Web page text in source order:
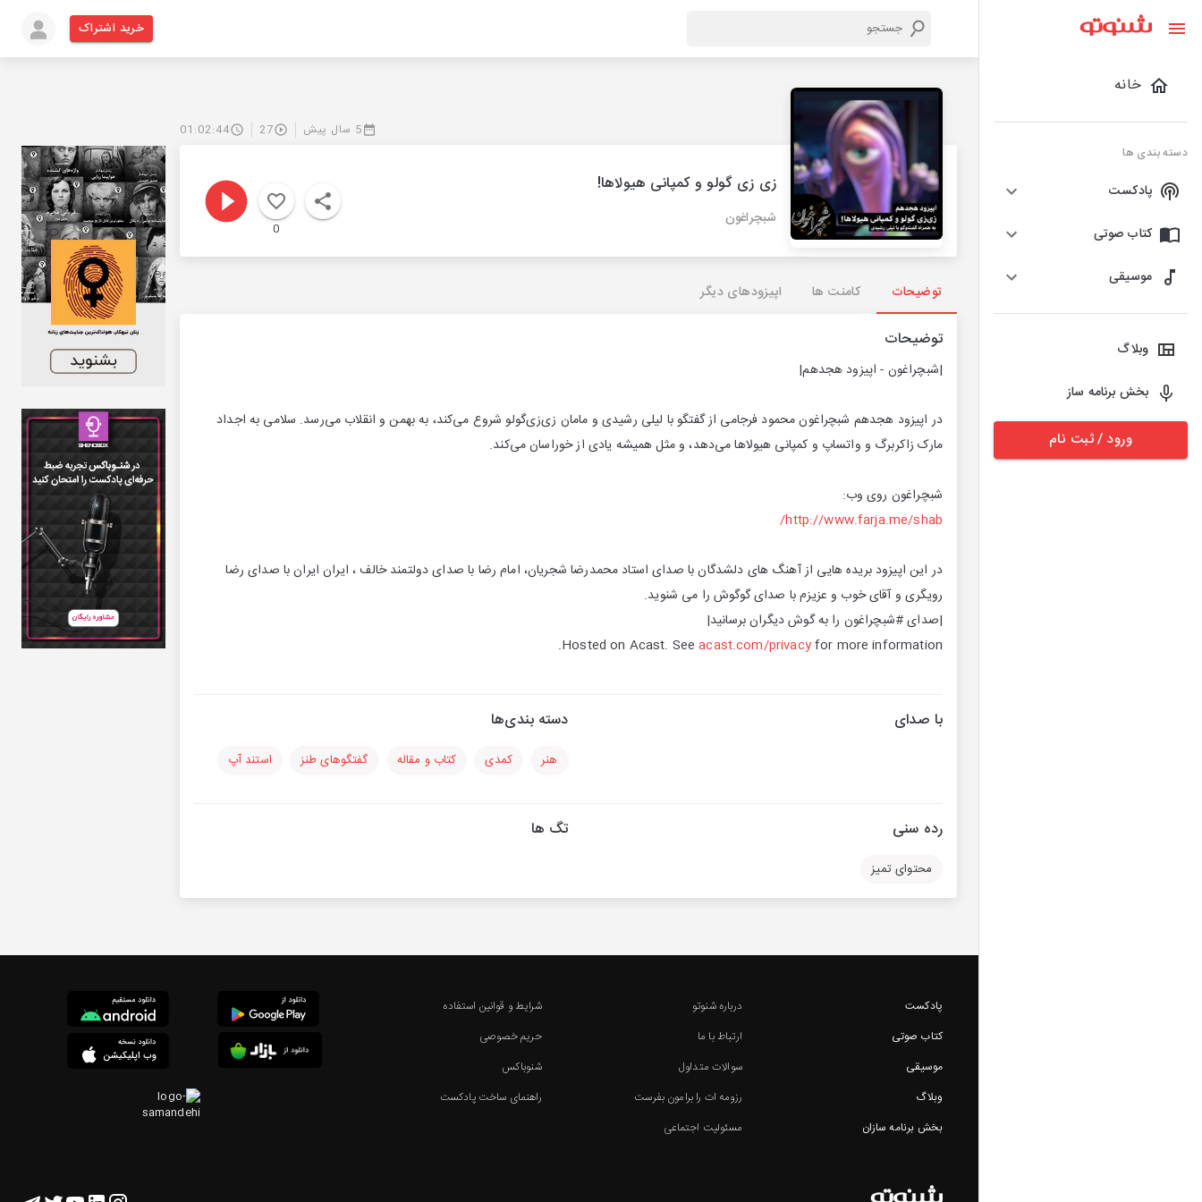
خانه
دسته بندی ها
پادکست
کتاب صوتی
موسیقی
وبلاگ
بخش برنامه ساز
ورود / ثبت نام
خرید اشتراک
5 سال پیش 27
01:02:44
زی زی گولو و کمپانی هیولاها!
شبچراغون
0
توضیحات کامنت ها اپیزودهای دیگر
توضیحات
|شبچراغون - اپیزود هجدهم|
در اپیزود هجدهم شبچراغون محمود فرجامی از گفتگو با لیلی رشیدی و مامان زی‌زی‌گولو شروع می‌کند، به بهمن و انقلاب می‌رسد. سلامی به اجداد
مارک زاکربرگ و واتساپ و کمپانی هیولاها می‌دهد، و مثل همیشه یادی از خوراسان می‌کند.
شبچراغون روی وب:
http://www.farja.me/shab/
در این اپیزود بریده هایی از آهنگ های دلشدگان با صدای استاد محمدرضا شجریان، امام رضا با صدای دولتمند خالف ، ایران ایران با صدای رضا
رویگری و آقای خوب و عزیزم با صدای گوگوش را می شنوید.
|صدای #شبچراغون را به گوش دیگران برسانید|
Hosted on Acast. Seeacast.com/privacyfor more information.
با صدای دسته بندی‌ها
هنر کمدی کتاب و مقاله گفتگوهای طنز استند آپ
رده سنی
محتوای تمیز
تگ ها
پادکست
کتاب صوتی
موسیقی
وبلاگ
بخش برنامه سازان
درباره شنوتو
ارتباط با ما
سوالات متداول
رزومه ات را برامون بفرست
مسئولیت اجتماعی
شرایط و قوانین استفاده
حریم خصوصی
شنوباکس
راهنمای ساخت پادکست